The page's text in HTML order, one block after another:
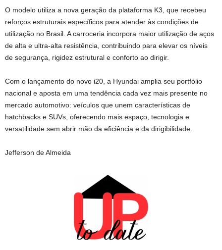
O modelo utiliza a nova geração da plataforma K3, que recebeu
reforços estruturais específicos para atender às condições de
utilização no Brasil. A carroceria incorpora maior utilização de aços
de alta e ultra-alta resistência, contribuindo para elevar os níveis
de segurança, rigidez estrutural e conforto ao dirigir.
Com o lançamento do novo i20, a Hyundai amplia seu portfólio
nacional e aposta em uma tendência cada vez mais presente no
mercado automotivo: veículos que unem características de
hatchbacks e SUVs, oferecendo mais espaço, tecnologia e
versatilidade sem abrir mão da eficiência e da dirigibilidade.
Jefferson de Almeida